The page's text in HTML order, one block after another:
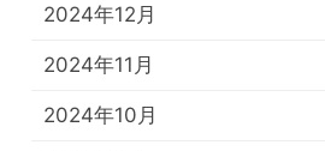
2024年12月
2024年11月
2024年10月